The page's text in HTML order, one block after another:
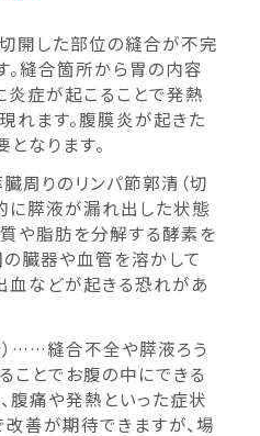
した部位の縫合が不完
。縫合箇所から胃の内容
炎症が起こることで発熱
れます。腹膜炎が起きた
なります。
周りのリンパ節郭清（切
に膵液が漏れ出した状態
や脂肪を分解する酵素を
臓器や血管を溶かして
血などが起きる恐れがあ
）……縫合不全や膵液ろう
ことでお腹の中にできる
腹痛や発熱といった症状
善が期待できますが、場